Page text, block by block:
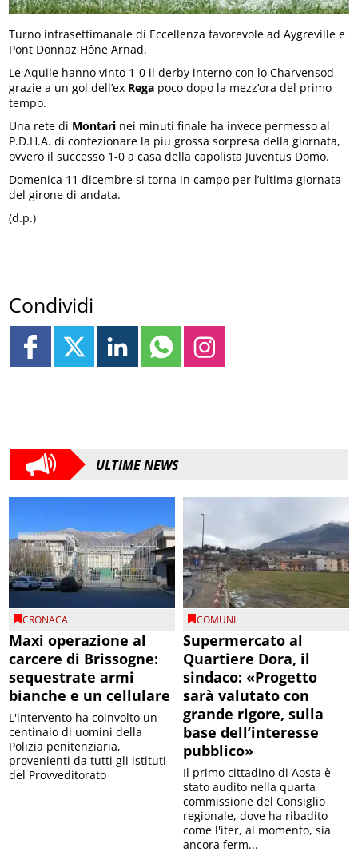
Turno infrasettimanale di Eccellenza favorevole ad Aygreville e
Pont Donnaz Hône Arnad.
Le Aquile hanno vinto 1-0 il derby interno con lo Charvensod
grazie a un gol dell’ex Rega poco dopo la mezz’ora del primo
tempo.
Una rete di Montari nei minuti finale ha invece permesso al
P.D.H.A. di confezionare la piu grossa sorpresa della giornata,
ovvero il successo 1-0 a casa della capolista Juventus Domo.
Domenica 11 dicembre si torna in campo per l’ultima giornata
del girone di andata.
(d.p.)
Condividi
ULTIME NEWS
CRONACA
Maxi operazione al
carcere di Brissogne:
sequestrate armi
bianche e un cellulare
L'intervento ha coinvolto un
centinaio di uomini della
Polizia penitenziaria,
provenienti da tutti gli istituti
del Provveditorato
COMUNI
Supermercato al
Quartiere Dora, il
sindaco: «Progetto
sarà valutato con
grande rigore, sulla
base dell’interesse
pubblico»
Il primo cittadino di Aosta è
stato audito nella quarta
commissione del Consiglio
regionale, dove ha ribadito
come l'iter, al momento, sia
ancora ferm...